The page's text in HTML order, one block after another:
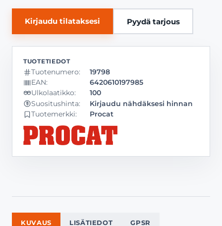
Kirjaudu tilataksesi Pyydä tarjous
Tuotenumero:
19798
EAN:
6420610197985
Ulkolaatikko:
100
Suositushinta:
Kirjaudu nähdäksesi hinnan
Tuotemerkki: Procat
KUVAUS LISÄTIEDOT GPSR